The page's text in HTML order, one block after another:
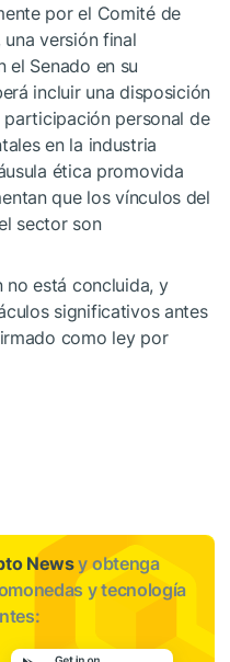
por el Comité de
versión final
el Senado en su
incluir una disposición
personal de
en la industria
ética promovida
que los vínculos del
sector son
no está concluida, y
significativos antes
como ley por
Newsy obtenga
y tecnología